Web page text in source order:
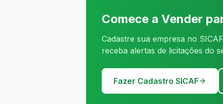
Comece a Vender
Cadastre sua empresa no
receba alertas de licitações do
Fazer Cadastro SICAF